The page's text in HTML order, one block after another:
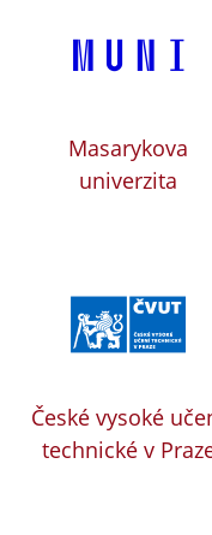
Masarykova
univerzita
České vysoké
technické v